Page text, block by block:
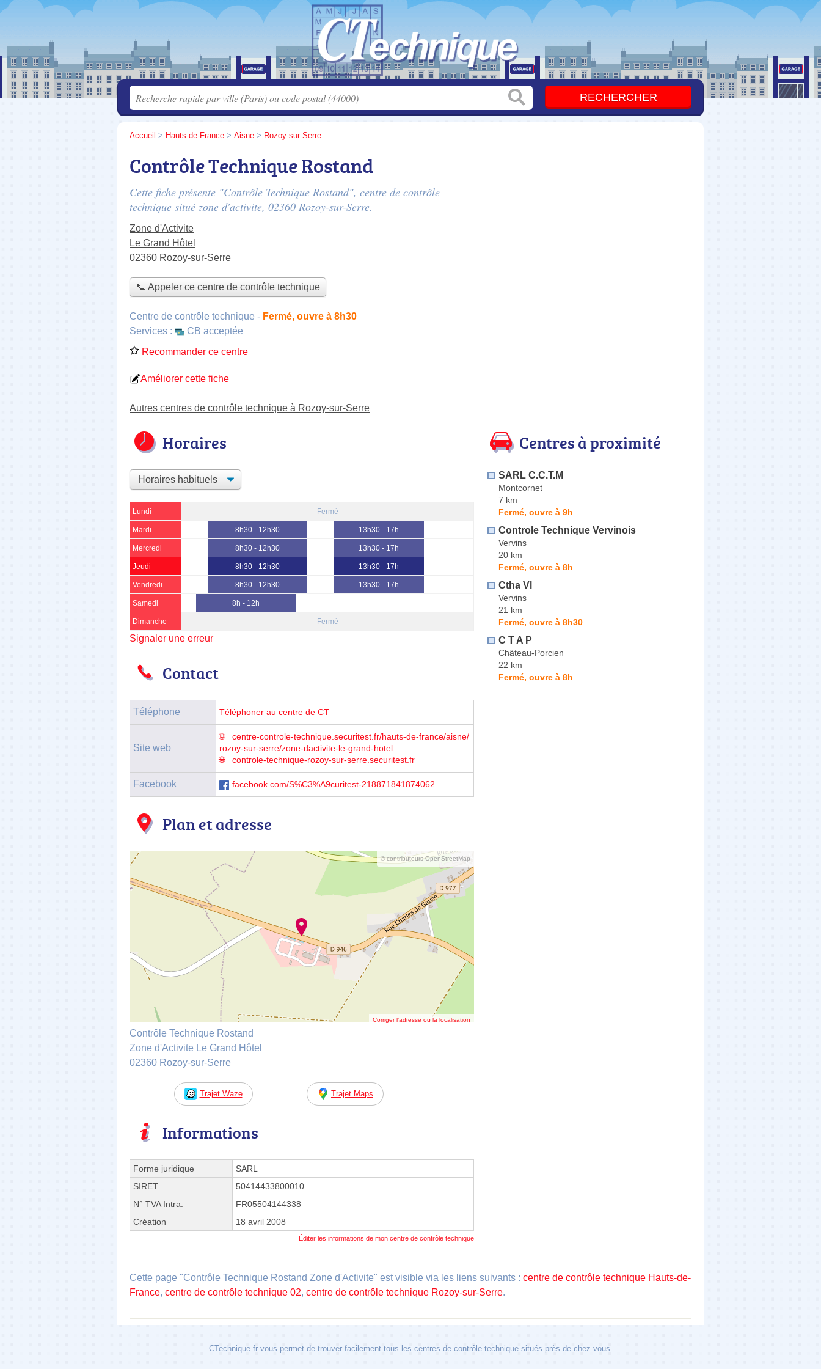
Accueil > Hauts-de-France > Aisne > Rozoy-sur-Serre
Contrôle Technique Rostand
Cette fiche présente "Contrôle Technique Rostand", centre de contrôle
technique situé zone d'activite, 02360 Rozoy-sur-Serre.
Zone d'Activite
Le Grand Hôtel
02360 Rozoy-sur-Serre
📞 Appeler ce centre de contrôle technique
Centre de contrôle technique - Fermé, ouvre à 8h30
Services :
CB acceptée
Recommander ce centre
Améliorer cette fiche
Autres centres de contrôle technique à Rozoy-sur-Serre
Horaires
Lundi Fermé
Mardi 8h30 - 12h30 13h30 - 17h
Mercredi 8h30 - 12h30 13h30 - 17h
Jeudi 8h30 - 12h30 13h30 - 17h
Vendredi 8h30 - 12h30 13h30 - 17h
Samedi 8h - 12h
Dimanche Fermé
Signaler une erreur
Contact
Téléphone Téléphoner au centre de CT
Site web
centre-controle-technique.securitest.fr/hauts-de-france/aisne/
rozoy-sur-serre/zone-dactivite-le-grand-hotel
controle-technique-rozoy-sur-serre.securitest.fr
Facebook facebook.com/S%C3%A9curitest-218871841874062
Plan et adresse
© contributeurs OpenStreetMap
Corriger l’adresse ou la localisation
Contrôle Technique Rostand
Zone d'Activite Le Grand Hôtel
02360 Rozoy-sur-Serre
Trajet Waze Trajet Maps
Informations
Forme juridique
SARL
SIRET
50414433800010
N° TVA Intra.
FR05504144338
Création
18 avril 2008
Éditer les informations de mon centre de contrôle technique
Centres à proximité
SARL C.C.T.M
Montcornet
7 km
Fermé, ouvre à 9h
Controle Technique Vervinois
Vervins
20 km
Fermé, ouvre à 8h
Ctha Vl
Vervins
21 km
Fermé, ouvre à 8h30
C T A P
Château-Porcien
22 km
Fermé, ouvre à 8h
Cette page "Contrôle Technique Rostand Zone d'Activite" est visible via les liens suivants : centre de contrôle technique Hauts-de-
France, centre de contrôle technique 02, centre de contrôle technique Rozoy-sur-Serre.
CTechnique.fr vous permet de trouver facilement tous les centres de contrôle technique situés près de chez vous.